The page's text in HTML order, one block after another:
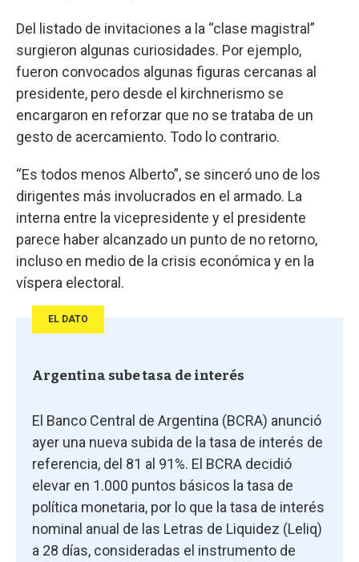
Del listado de invitaciones a la “clase magistral”
surgieron algunas curiosidades. Por ejemplo,
fueron convocados algunas figuras cercanas al
presidente, pero desde el kirchnerismo se
encargaron en reforzar que no se trataba de un
gesto de acercamiento. Todo lo contrario.
“Es todos menos Alberto”, se sinceró uno de los
dirigentes más involucrados en el armado. La
interna entre la vicepresidente y el presidente
parece haber alcanzado un punto de no retorno,
incluso en medio de la crisis económica y en la
víspera electoral.
EL DATO
Argentina sube tasa de interés
El Banco Central de Argentina (BCRA) anunció
ayer una nueva subida de la tasa de interés de
referencia, del 81 al 91%. El BCRA decidió
elevar en 1.000 puntos básicos la tasa de
política monetaria, por lo que la tasa de interés
nominal anual de las Letras de Liquidez (Leliq)
a 28 días, consideradas el instrumento de